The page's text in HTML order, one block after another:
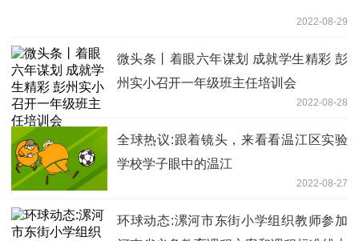
2022-08-29
微头条丨着眼六年谋划 成就学生精彩 彭
州实小召开一年级班主任培训会
2022-08-28
全球热议:跟着镜头，来看看温江区实验
学校学子眼中的温江
2022-08-27
环球动态:漯河市东街小学组织教师参加